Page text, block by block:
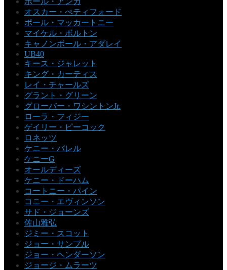
オスカー・ぺティフォード
ポール・マッカートニー
マイケル・ボルトン
キャノンボール・アダレイ
UB40
キース・ジャレット
キング・カーティス
レイ・チャールズ
グラント・グリーン
グローバー・ワシントンJr.
ローラ・フィジー
ゲイリー・ピーコック
ロネッツ
ケニー・バレル
ケニーG
オールディーズ
ケニー・ドーハム
コートニー・パイン
コニー・エヴィンソン
サド・ジョーンズ
佐山雅弘
ジミー・スコット
ジョー・サンプル
ジョー・ヘンダーソン
ジョージ・ムラーツ